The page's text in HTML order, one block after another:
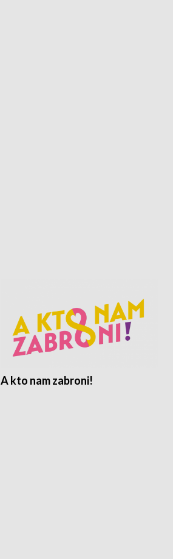
A kto nam zabroni!